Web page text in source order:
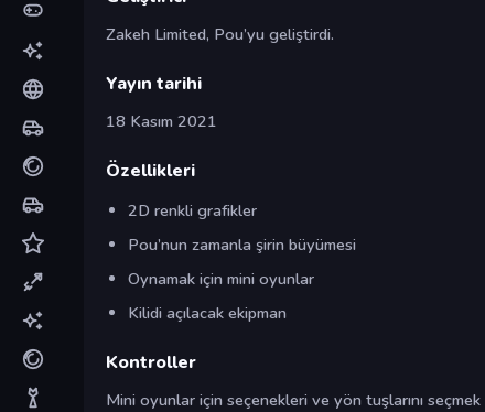
Zakeh Limited, Pou’yu geliştirdi.
Yayın tarihi
18 Kasım 2021
Özellikleri
2D renkli grafikler
Pou’nun zamanla şirin büyümesi
Oynamak için mini oyunlar
Kilidi açılacak ekipman
Kontroller
Mini oyunlar için seçenekleri ve yön tuşlarını seçmek